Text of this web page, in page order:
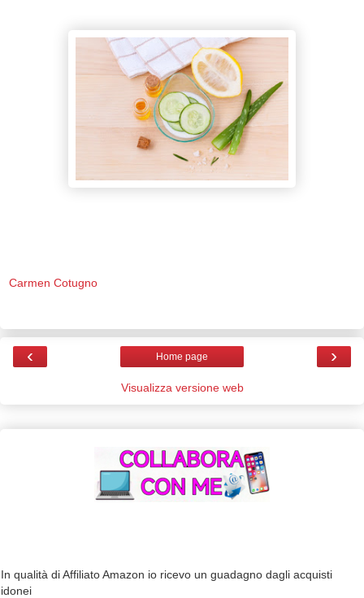
Carmen Cotugno
‹ ›
Home page
Visualizza versione web
In qualità di Affiliato Amazon io ricevo un guadagno dagli acquisti
idonei